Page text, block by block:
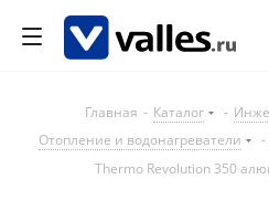
Главная - Каталог -
Отопление и водонагреватели
-
Thermo Revolution 350